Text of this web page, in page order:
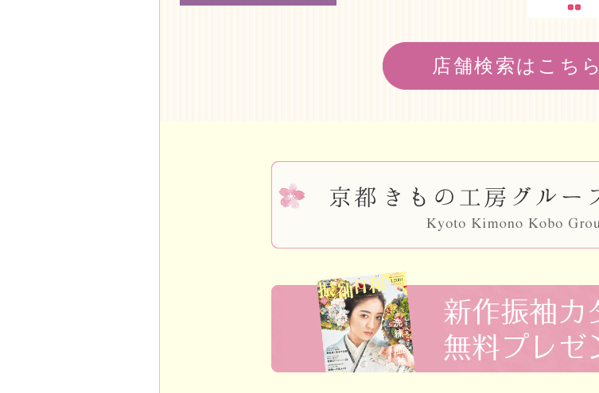
店舗検索はこちら